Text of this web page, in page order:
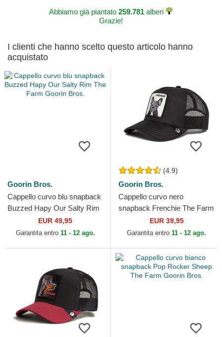
Abbiamo già piantato 259.781 alberi
Grazie!
I clienti che hanno scelto questo articolo hanno
acquistato
Goorin Bros.
Cappello curvo blu snapback
Buzzed Hapy Our Salty Rim
The Farm Goorin Bros.
EUR 49,95
Garantita entro 11 - 12 ago.
(4.9)
Goorin Bros.
Cappello curvo nero
snapback Frenchie The Farm
Goorin Bros.EUR 39,95
Garantita entro 11 - 12 ago.